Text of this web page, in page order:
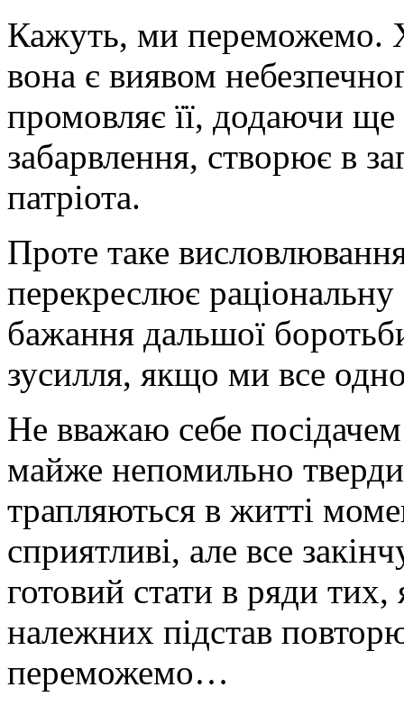
Кажуть, ми переможемо.
вона є виявом
промовляє її, додаючи ще
забарвлення, створює в
патріота.
Проте таке
перекреслює раціональну
бажання дальшої
зусилля, якщо ми все
Не вважаю себе
майже непомильно
трапляються в житті
сприятливі, але все
готовий стати в ряди
належних підстав
переможемо…